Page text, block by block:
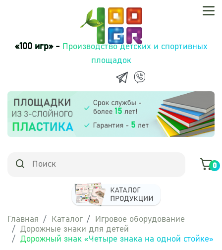
«100 игр» -Производство детских и спортивных
площадок
0
Главная Каталог
Игровое оборудование
Дорожные знаки для детей
Дорожный знак «Четыре знака на одной стойке»